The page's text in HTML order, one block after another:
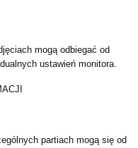
mogą odbiegać od
ustawień monitora.
partiach mogą się od